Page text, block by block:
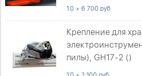
1.0 × 6 700 руб
Крепление для
пилы), GH17-2 ()